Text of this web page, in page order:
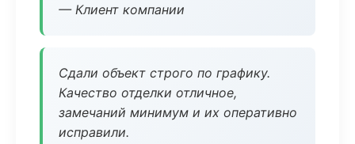
— Клиент компании
Сдали объект строго по графику.
Качество отделки отличное,
замечаний минимум и их оперативно
исправили.